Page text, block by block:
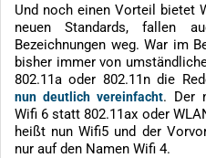
Und noch einen Vorteil bietet
neuen Standards, fallen
Bezeichnungen weg. War im
bisher immer von
802.11a oder 802.11n die
nun deutlich vereinfacht. Der
Wifi 6 statt 802.11ax oder
heißt nun Wifi5 und der
nur auf den Namen Wifi 4.